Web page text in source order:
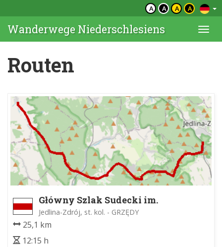
A A A A
Wanderwege Niederschlesiens
Routen
Główny Szlak Sudecki im.
Mieczysława Orłowicza
Jedlina-Zdrój, st. kol. - GRZĘDY
25,1 km
12:15 h